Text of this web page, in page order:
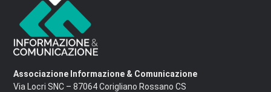
Associazione Informazione & Comunicazione
Via Locri SNC – 87064 Corigliano Rossano CS